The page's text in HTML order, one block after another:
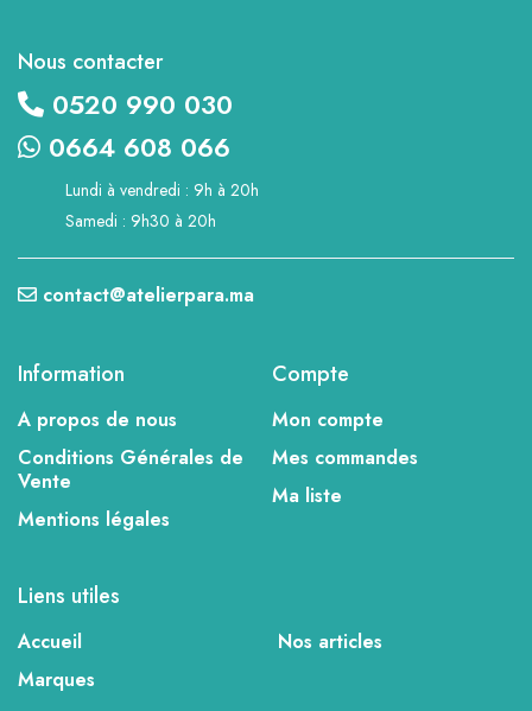
Nous contacter
0520 990 030
0664 608 066
Lundi à vendredi : 9h à 20h
Samedi : 9h30 à 20h
contact@atelierpara.ma
Information
A propos de nous
Conditions Générales de
Vente
Mentions légales
Compte
Mon compte
Mes commandes
Ma liste
Liens utiles
Accueil
Nos articles
Marques